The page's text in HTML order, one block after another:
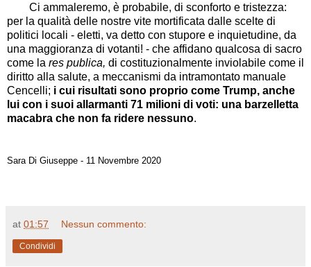
Ci ammaleremo, è probabile, di sconforto e tristezza:
per la qualità delle nostre vite mortificata dalle scelte di
politici locali - eletti, va detto con stupore e inquietudine, da
una maggioranza di votanti! - che affidano qualcosa di sacro
come la res publica, di costituzionalmente inviolabile come il
diritto alla salute, a meccanismi da intramontato manuale
Cencelli; i cui risultati sono proprio come Trump, anche
lui con i suoi allarmanti 71 milioni di voti: una barzelletta
macabra che non fa ridere nessuno.
Sara Di Giuseppe - 11 Novembre 2020
at 01:57 Nessun commento:
Condividi